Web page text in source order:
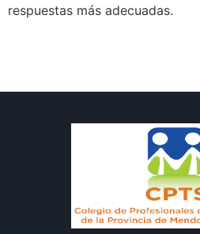
respuestas más adecuadas.